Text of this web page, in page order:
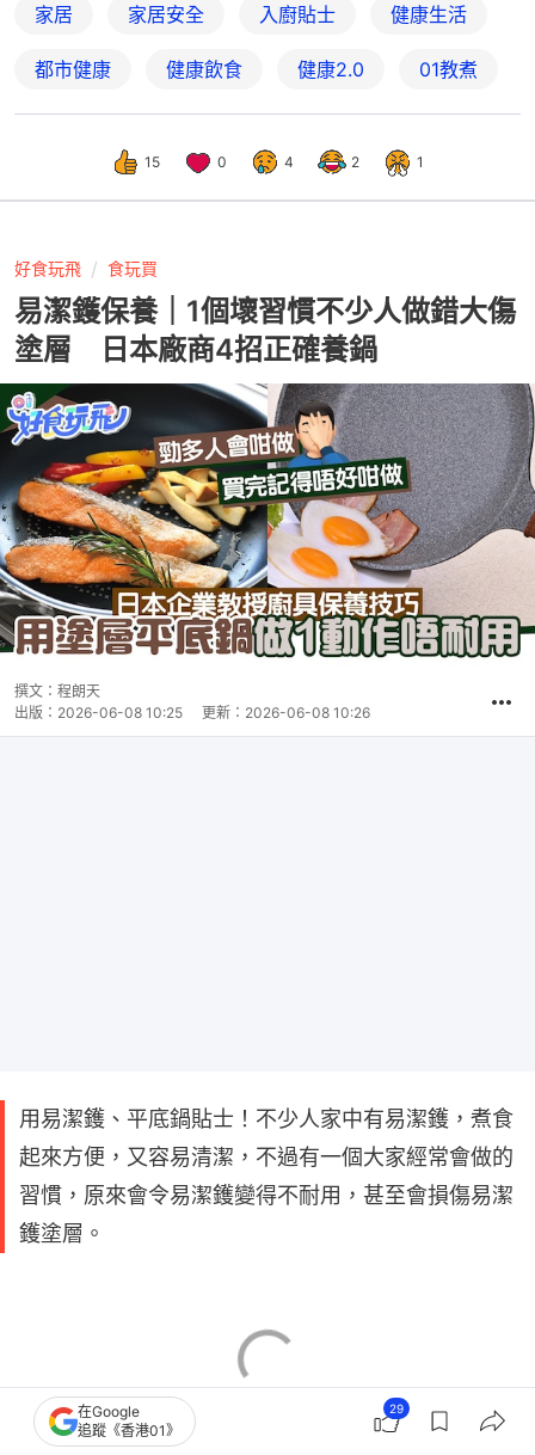
家居 家居安全 入廚貼士 健康生活
都市健康 健康飲食 健康2.0 01教煮
15 0 4 2 1
好食玩飛 食玩買
易潔鑊保養｜1個壞習慣不少人做錯大傷
塗層 日本廠商4招正確養鍋
撰文： 程朗天
出版： 2026-06-08 10:25 更新： 2026-06-08 10:26
用易潔鑊、平底鍋貼士！不少人家中有易潔鑊，煮食
起來方便，又容易清潔，不過有一個大家經常會做的
習慣，原來會令易潔鑊變得不耐用，甚至會損傷易潔
鑊塗層。
在Google
追蹤《香港01》
29